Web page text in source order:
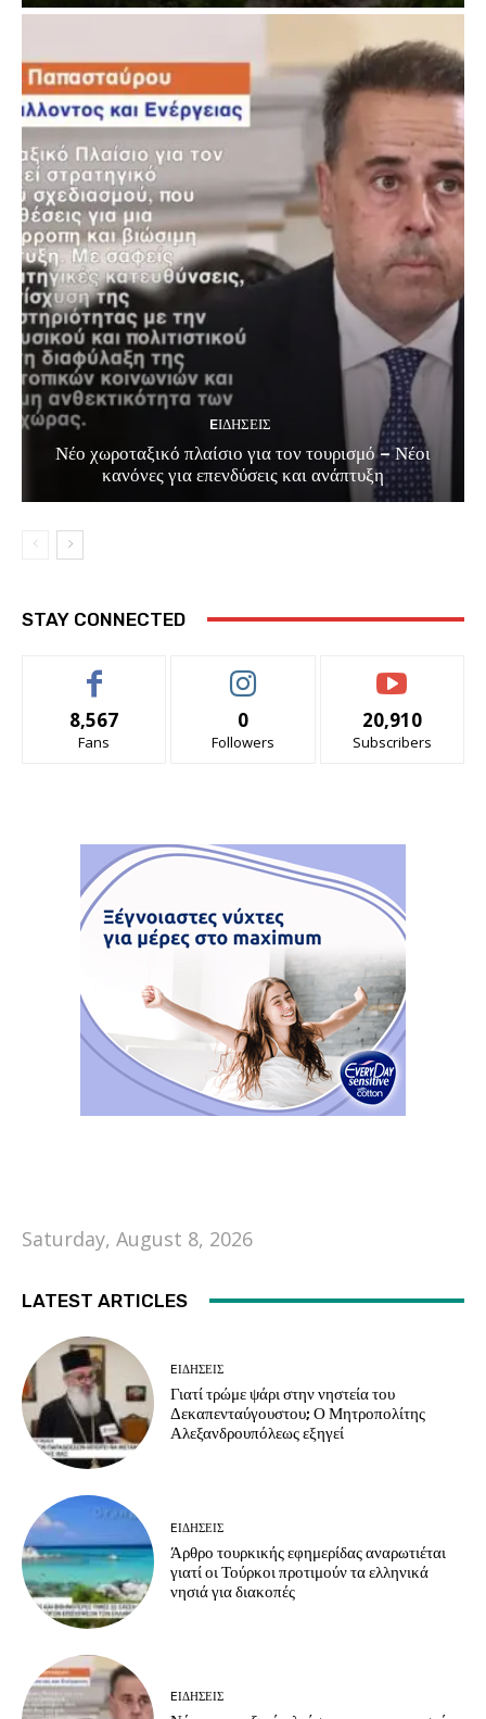
EΙΔΗΣΕΙΣ
Νέο χωροταξικό πλαίσιο για τον τουρισμό – Νέοι
κανόνες για επενδύσεις και ανάπτυξη
STAY CONNECTED
8,567
Fans
0
Followers
20,910
Subscribers
Saturday, August 8, 2026
LATEST ARTICLES
EΙΔΗΣΕΙΣ
Γιατί τρώμε ψάρι στην νηστεία του
Δεκαπενταύγουστου; Ο Μητροπολίτης
Αλεξανδρουπόλεως εξηγεί
EΙΔΗΣΕΙΣ
Άρθρο τουρκικής εφημερίδας αναρωτιέται
γιατί οι Τούρκοι προτιμούν τα ελληνικά
νησιά για διακοπές
EΙΔΗΣΕΙΣ